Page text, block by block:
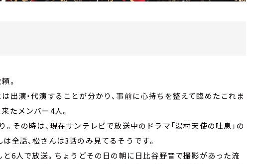
。
出演・代演することが分かり、事前に心持ちを整えて臨めたこれま
たメンバー4人。
その時は、現在サンテレビで放送中のドラマ「湯村天使の吐息」の
全話、松さんは3話のみ見てるそうです。
6人で放送。ちょうどその日の朝に日比谷野音で撮影があった流